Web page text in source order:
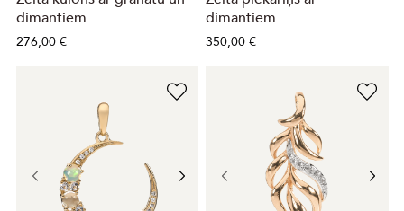
dimantiem
276,00 €
dimantiem
350,00 €